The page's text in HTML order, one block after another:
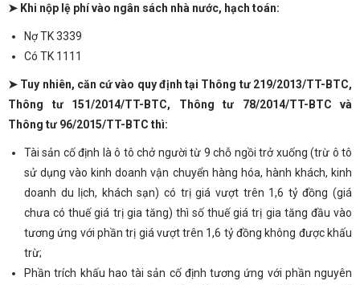
➤ Khi nộp lệ phí vào ngân sách nhà nước, hạch toán:
Nợ TK 3339
Có TK 1111
➤ Tuy nhiên, căn cứ vào quy định tại Thông tư 219/2013/TT-BTC,
Thông tư 151/2014/TT-BTC, Thông tư 78/2014/TT-BTC và
Thông tư 96/2015/TT-BTC thì:
Tài sản cố định là ô tô chở người từ 9 chỗ ngồi trở xuống (trừ ô tô
sử dụng vào kinh doanh vận chuyển hàng hóa, hành khách, kinh
doanh du lịch, khách sạn) có trị giá vượt trên 1,6 tỷ đồng (giá
chưa có thuế giá trị gia tăng) thì số thuế giá trị gia tăng đầu vào
tương ứng với phần trị giá vượt trên 1,6 tỷ đồng không được khấu
trừ;
Phần trích khấu hao tài sản cố định tương ứng với phần nguyên